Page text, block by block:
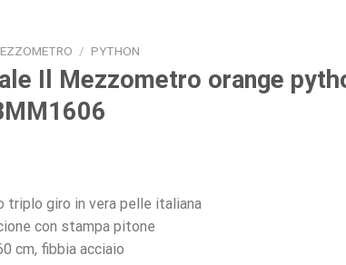
/ PYTHON
Il Mezzometro orange
triplo giro in vera pelle italiana
con stampa pitone
cm, fibbia acciaio